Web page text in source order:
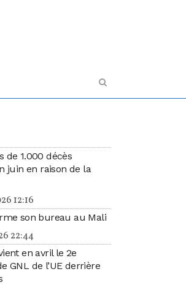
de 1.000 décès
juin en raison de la
12:16
son bureau au Mali
22:44
en avril le 2e
GNL de l’UE derrière